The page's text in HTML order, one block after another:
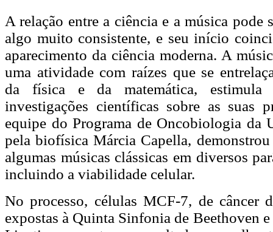
A relação entre a ciência e a música pode
algo muito consistente, e seu início
aparecimento da ciência moderna. A
uma atividade com raízes que se
da física e da matemática, estimula
investigações científicas sobre as suas
equipe do Programa de Oncobiologia da
pela biofísica Márcia Capella,
algumas músicas clássicas em diversos
incluindo a viabilidade celular.
No processo, células MCF-7, de câncer
expostas à Quinta Sinfonia de Beethoven